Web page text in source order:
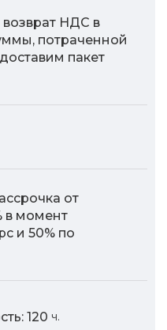
НДС в
потраченной
пакет
от
в момент
и 50% по
120 ч.